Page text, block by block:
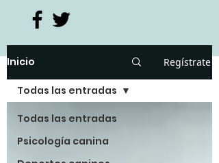
Inicio Regístrate
Todas las entradas
Psicología canina
Todas las entradas